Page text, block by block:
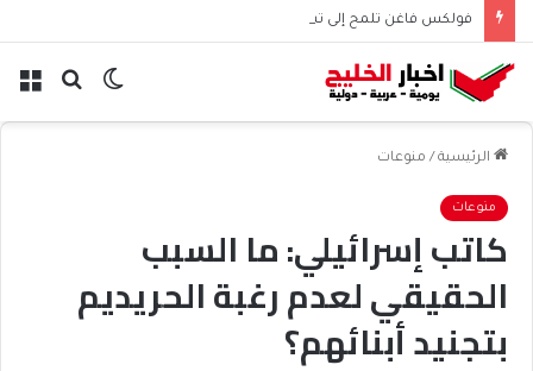
فولكس فاغن تلمح إلى تسريح 50 ألف موظف عالميًا
بحث الوضع
الرئيسية / منوعات
منوعات
كاتب إسرائيلي: ما السبب
الحقيقي لعدم رغبة الحريديم
بتجنيد أبنائهم؟